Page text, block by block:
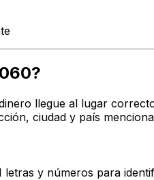
llegue al lugar
ciudad y país
letras y números para